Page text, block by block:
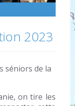
2023
séniors de la
on tire les